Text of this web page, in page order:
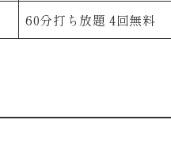
60分打ち放題 4回無料